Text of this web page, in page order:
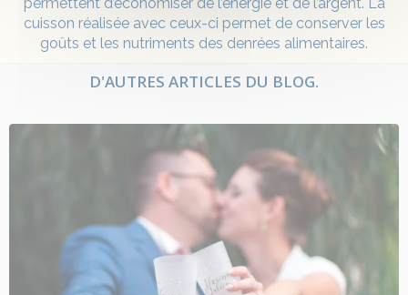
cuisson réalisée avec ceux-ci permet de conserver les
goûts et les nutriments des denrées alimentaires.
D'AUTRES ARTICLES DU BLOG.